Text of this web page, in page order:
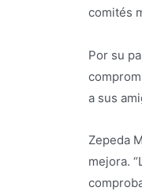
comités
Por su
a sus
Zepeda
mejora.